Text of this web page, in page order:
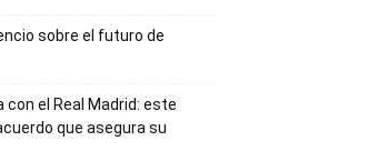
sobre el futuro de
con el Real Madrid: este
que asegura su